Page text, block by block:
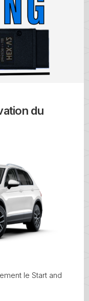
du
le Start and